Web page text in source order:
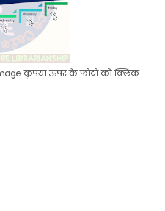
कृपया ऊपर के फोटो को क्लिक